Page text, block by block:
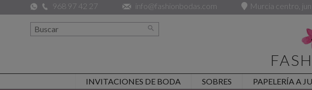
968 97 42 27 info@fashionbodas.com Murcia centro,

INVITACIONES DE BODA SOBRES PAPELERÍA A